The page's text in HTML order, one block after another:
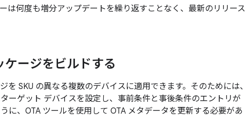
は何度も増分アップデートを繰り返すことなく、最新のリリース
ケージをビルドする
を SKU の異なる複数のデバイスに適用できます。そのためには、
ーゲット デバイスを設定し、事前条件と事後条件のエントリが
に、OTA ツールを使用して OTA メタデータを更新する必要があ